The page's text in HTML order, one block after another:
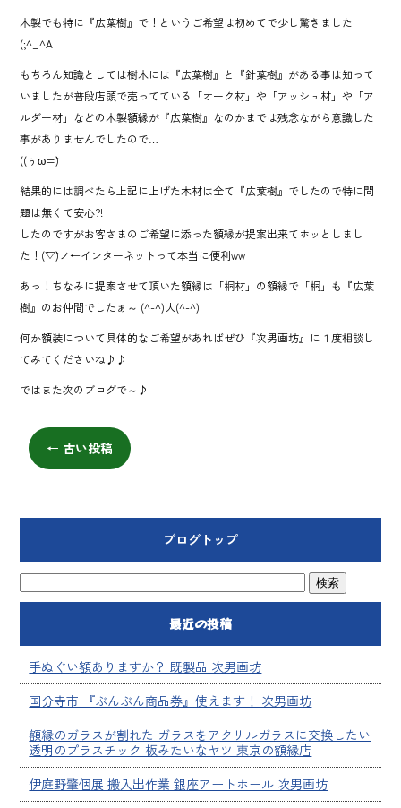
木製でも特に『広葉樹』で！というご希望は初めてで少し驚きました
(;^_^A
もちろん知識としては樹木には『広葉樹』と『針葉樹』がある事は知って
いましたが普段店頭で売ってている「オーク材」や「アッシュ材」や「ア
ルダー材」などの木製額縁が『広葉樹』なのかまでは残念ながら意識した
事がありませんでしたので…
((ぅω=`)
結果的には調べたら上記に上げた木材は全て『広葉樹』でしたので特に問
題は無くて安心?!
したのですがお客さまのご希望に添った額縁が提案出来てホッとしまし
た！(´▽`)ノ←インターネットって本当に便利ww
あっ！ちなみに提案させて頂いた額縁は「桐材」の額縁で「桐」も『広葉
樹』のお仲間でしたぁ～ (^-^)人(^-^)
何か額装について具体的なご希望があればぜひ『次男画坊』に１度相談し
てみてくださいね♪♪
ではまた次のブログで～♪
← 古い投稿
ブログトップ
最近の投稿
手ぬぐい額ありますか？ 既製品 次男画坊
国分寺市 『ぶんぶん商品券』使えます！ 次男画坊
額縁のガラスが割れた ガラスをアクリルガラスに交換したい
透明のプラスチック 板みたいなヤツ 東京の額縁店
伊庭野肇個展 搬入出作業 銀座アートホール 次男画坊